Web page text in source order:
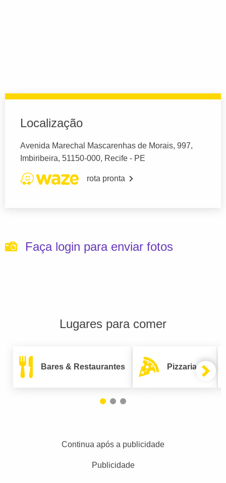
Localização
Avenida Marechal Mascarenhas de Morais, 997,
Imbiribeira, 51150-000, Recife - PE
rota pronta
Faça login para enviar fotos
Lugares para comer
Bares & Restaurantes Pizzarias
Continua após a publicidade
Publicidade